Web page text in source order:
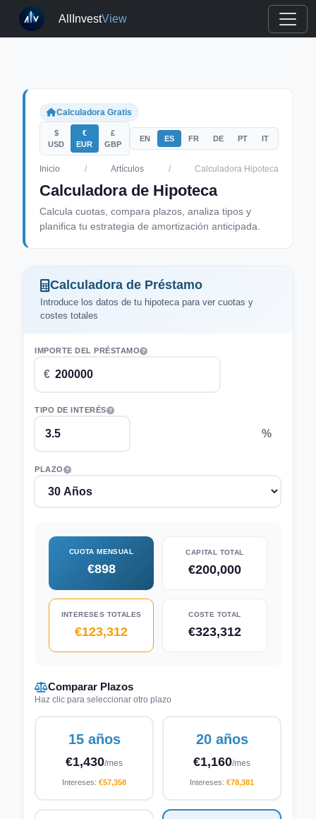
AllInvestView
Calculadora Gratis
$
USD
€
EUR
£
GBP
EN ES FR DE PT IT
Inicio / Artículos / Calculadora Hipoteca
Calculadora de Hipoteca
Calcula cuotas, compara plazos, analiza tipos y
planifica tu estrategia de amortización anticipada.
Calculadora de Préstamo
Introduce los datos de tu hipoteca para ver cuotas y
costes totales
IMPORTE DEL PRÉSTAMO
TIPO DE INTERÉS
PLAZO
CUOTA MENSUAL
€898
CAPITAL TOTAL
€200,000
INTERESES TOTALES
€123,312
COSTE TOTAL
€323,312
Comparar Plazos
Haz clic para seleccionar otro plazo
15 años
€1,430/mes
Intereses: €57,358
20 años
€1,160/mes
Intereses: €78,381